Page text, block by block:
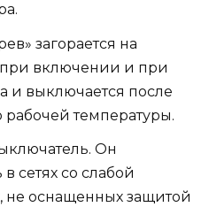
загорается на
включении и при
и выключается после
температуры.
Он
в сетях со слабой
не оснащенных защитой